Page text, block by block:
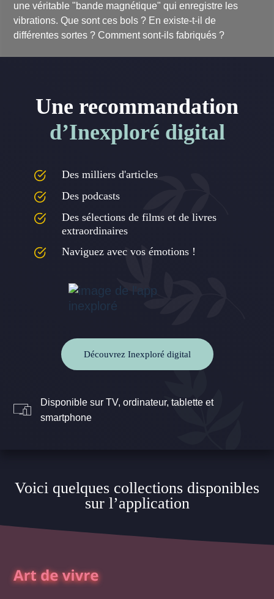
une véritable "bande magnétique" qui enregistre les
vibrations. Que sont ces bols ? En existe-t-il de
différentes sortes ? Comment sont-ils fabriqués ?
Une recommandation
d’Inexploré digital
Des milliers d'articles
Des podcasts
Des sélections de films et de livres
extraordinaires
Naviguez avec vos émotions !
Découvrez Inexploré digital
Disponible sur TV, ordinateur, tablette et
smartphone
Voici quelques collections disponibles
sur l’application